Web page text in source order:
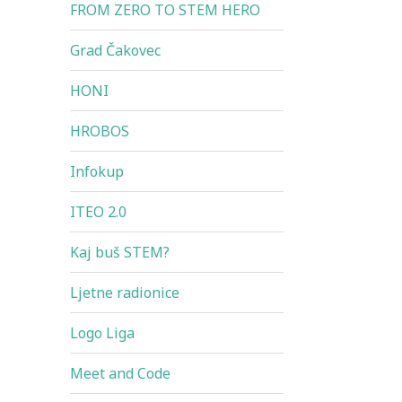
FROM ZERO TO STEM HERO
Grad Čakovec
HONI
HROBOS
Infokup
ITEO 2.0
Kaj buš STEM?
Ljetne radionice
Logo Liga
Meet and Code